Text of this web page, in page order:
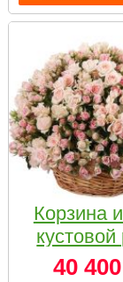
Корзина
нежных
40 400